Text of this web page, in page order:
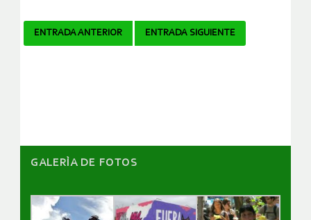
Navegador
ENTRADA ANTERIOR ENTRADA SIGUIENTE
GALERÌA DE FOTOS